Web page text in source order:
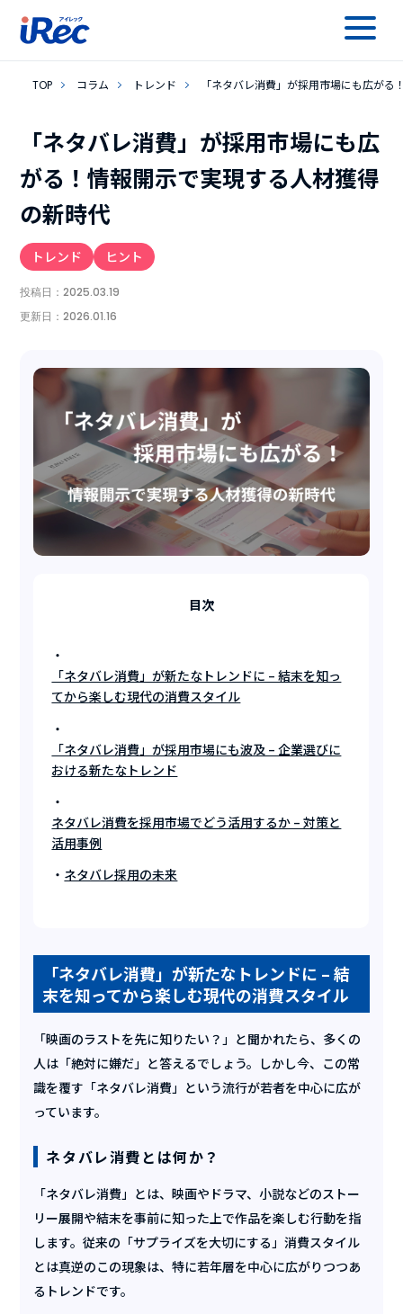
TOP コラム トレンド 「ネタバレ消費」が採用市場にも広が
「ネタバレ消費」が採用市場にも広
がる！情報開示で実現する人材獲得
の新時代
トレンド ヒント
投稿日：2025.03.19
更新日：2026.01.16
目次
「ネタバレ消費」が新たなトレンドに – 結末を知っ
てから楽しむ現代の消費スタイル
「ネタバレ消費」が採用市場にも波及 – 企業選びに
おける新たなトレンド
ネタバレ消費を採用市場でどう活用するか – 対策と
活用事例
ネタバレ採用の未来
「ネタバレ消費」が新たなトレンドに – 結
末を知ってから楽しむ現代の消費スタイル
「映画のラストを先に知りたい？」と聞かれたら、多くの
人は「絶対に嫌だ」と答えるでしょう。しかし今、この常
識を覆す「ネタバレ消費」という流行が若者を中心に広が
っています。
ネタバレ消費とは何か？
「ネタバレ消費」とは、映画やドラマ、小説などのストー
リー展開や結末を事前に知った上で作品を楽しむ行動を指
します。従来の「サプライズを大切にする」消費スタイル
とは真逆のこの現象は、特に若年層を中心に広がりつつあ
るトレンドです。